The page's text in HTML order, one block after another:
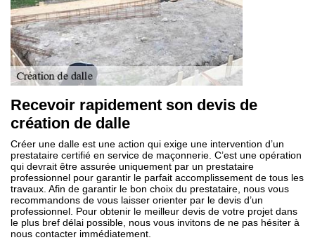
Recevoir rapidement son devis de
création de dalle
Créer une dalle est une action qui exige une intervention d’un
prestataire certifié en service de maçonnerie. C’est une opération
qui devrait être assurée uniquement par un prestataire
professionnel pour garantir le parfait accomplissement de tous les
travaux. Afin de garantir le bon choix du prestataire, nous vous
recommandons de vous laisser orienter par le devis d’un
professionnel. Pour obtenir le meilleur devis de votre projet dans
le plus bref délai possible, nous vous invitons de ne pas hésiter à
nous contacter immédiatement.